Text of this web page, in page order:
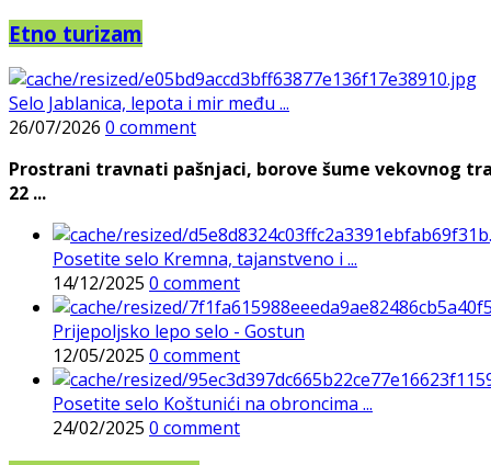
Etno turizam
Selo Jablanica, lepota i mir među ...
26/07/2026 0 comment
Prostrani travnati pašnjaci, borove šume vekovnog
22 ...
Posetite selo Kremna, tajanstveno i ...
14/12/2025 0 comment
Prijepoljsko lepo selo - Gostun
12/05/2025 0 comment
Posetite selo Koštunići na obroncima ...
24/02/2025 0 comment